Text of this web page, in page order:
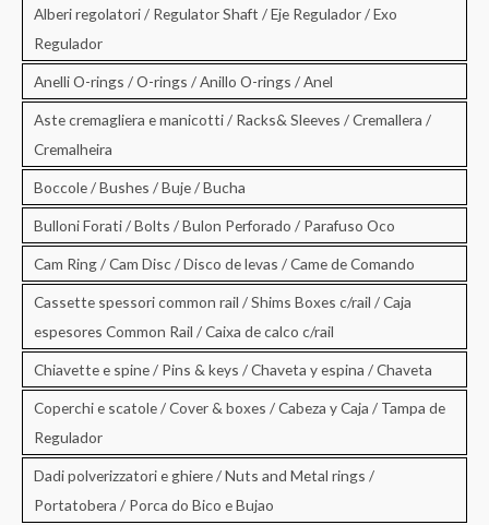
Alberi regolatori / Regulator Shaft / Eje Regulador / Exo
Regulador
Anelli O-rings / O-rings / Anillo O-rings / Anel
Aste cremagliera e manicotti / Racks& Sleeves / Cremallera /
Cremalheira
Boccole / Bushes / Buje / Bucha
Bulloni Forati / Bolts / Bulon Perforado / Parafuso Oco
Cam Ring / Cam Disc / Disco de levas / Came de Comando
Cassette spessori common rail / Shims Boxes c/rail / Caja
espesores Common Rail / Caixa de calco c/rail
Chiavette e spine / Pins & keys / Chaveta y espina / Chaveta
Coperchi e scatole / Cover & boxes / Cabeza y Caja / Tampa de
Regulador
Dadi polverizzatori e ghiere / Nuts and Metal rings /
Portatobera / Porca do Bico e Bujao